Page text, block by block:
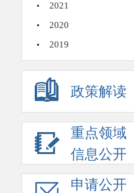
2021
2020
2019
政策解读
重点领域
信息公开
申请公开